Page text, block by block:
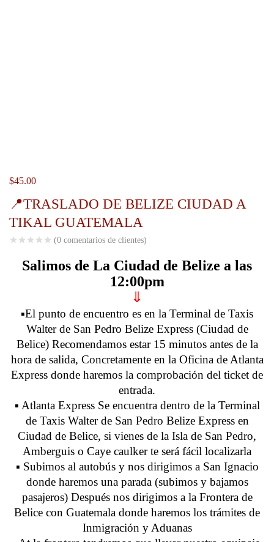
📍TRASLADO DE BELIZE CIUDAD A
TIKAL GUATEMALA
(0 comentarios de clientes)
$45.00
Salimos de La Ciudad de Belize a las
12:00pm
⇓
▪️El punto de encuentro es en la Terminal de Taxis
Walter de San Pedro Belize Express (Ciudad de
Belice) Recomendamos estar 15 minutos antes de la
hora de salida, Concretamente en la Oficina de Atlanta
Express donde haremos la comprobación del ticket de
entrada.
▪️ Atlanta Express Se encuentra dentro de la Terminal
de Taxis Walter de San Pedro Belize Express en
Ciudad de Belice, si vienes de la Isla de San Pedro,
Amberguis o Caye caulker te será fácil localizarla
▪️ Subimos al autobús y nos dirigimos a San Ignacio
donde haremos una parada (subimos y bajamos
pasajeros) Después nos dirigimos a la Frontera de
Belice con Guatemala donde haremos los trámites de
Inmigración y Aduanas